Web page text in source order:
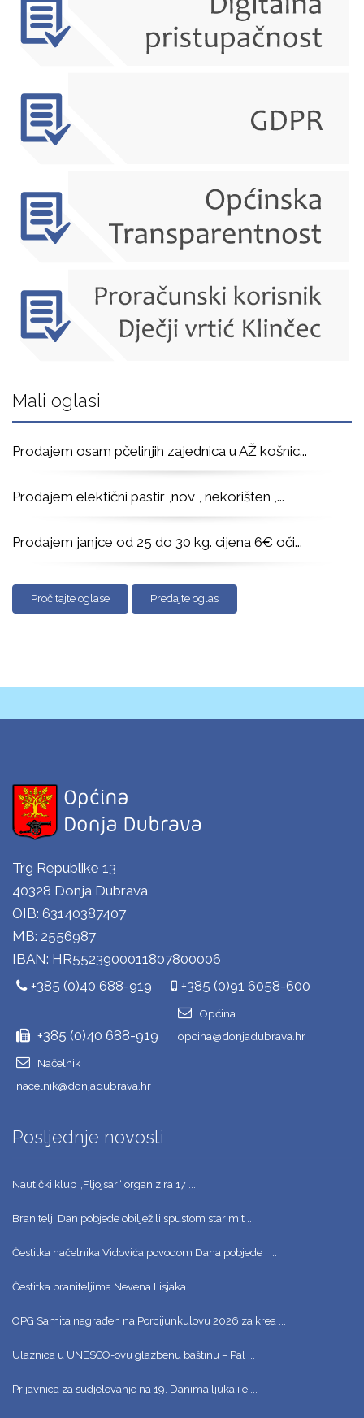
Mali oglasi
Prodajem osam pčelinjih zajednica u AŽ košnic...
Prodajem elektični pastir ,nov , nekorišten , ...
Prodajem janjce od 25 do 30 kg. cijena 6€ oči...
Pročitajte oglase Predajte oglas
Trg Republike 13
40328 Donja Dubrava
OIB: 63140387407
MB: 2556987
IBAN: HR5523900011807800006
+385 (0)40 688-919
+385 (0)91 6058-600
+385 (0)40 688-919
Općina
opcina@donjadubrava.hr
Načelnik
nacelnik@donjadubrava.hr
Posljednje novosti
Nautički klub „Fljojsar“ organizira 17 ...
Branitelji Dan pobjede obilježili spustom starim t ...
Čestitka načelnika Vidovića povodom Dana pobjede i ...
Čestitka braniteljima Nevena Lisjaka
OPG Samita nagrađen na Porcijunkulovu 2026 za krea ...
Ulaznica u UNESCO-ovu glazbenu baštinu – Pal ...
Prijavnica za sudjelovanje na 19. Danima ljuka i e ...